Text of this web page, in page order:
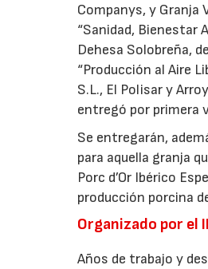
Companys, y Granja
“Sanidad, Bienestar
Dehesa Solobreña,
“Producción al Aire
S.L., El Polisar y
entregó por primera
Se entregarán,
para aquella granja
Porc d’Or Ibérico
producción porcina
Organizado por el
Años de trabajo y